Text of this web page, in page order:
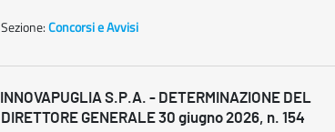
Sezione:Concorsi e Avvisi
INNOVAPUGLIA S.P.A. - DETERMINAZIONE DEL
DIRETTORE GENERALE 30 giugno 2026, n. 154